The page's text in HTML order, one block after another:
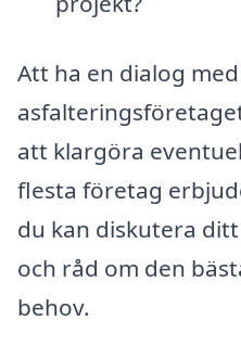
Att ha en dialog med
att klargöra
flesta företag
du kan diskutera
och råd om den
behov.